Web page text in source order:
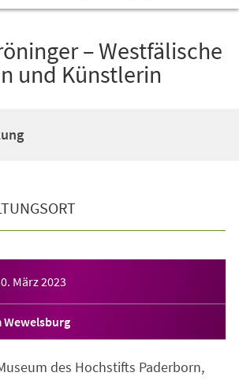
– Westfälische
und Künstlerin
März 2023
Wewelsburg
des Hochstifts Paderborn,